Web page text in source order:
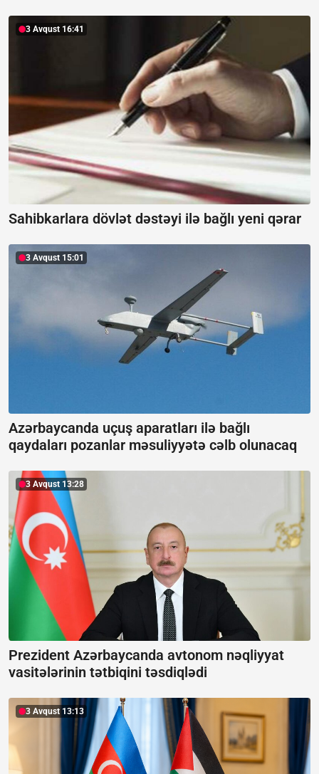
3 Avqust 16:41
Sahibkarlara dövlət dəstəyi ilə bağlı yeni qərar
3 Avqust 15:01
Azərbaycanda uçuş aparatları ilə bağlı
qaydaları pozanlar məsuliyyətə cəlb olunacaq
3 Avqust 13:28
Prezident Azərbaycanda avtonom nəqliyyat
vasitələrinin tətbiqini təsdiqlədi
3 Avqust 13:13